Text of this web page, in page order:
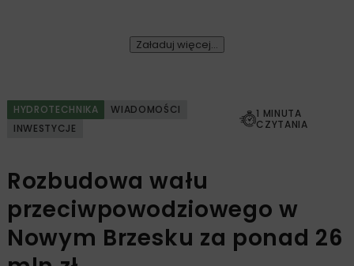
Załaduj więcej...
HYDROTECHNIKA
WIADOMOŚCI
INWESTYCJE
1 MINUTA
CZYTANIA
Rozbudowa wału
przeciwpowodziowego w
Nowym Brzesku za ponad 26